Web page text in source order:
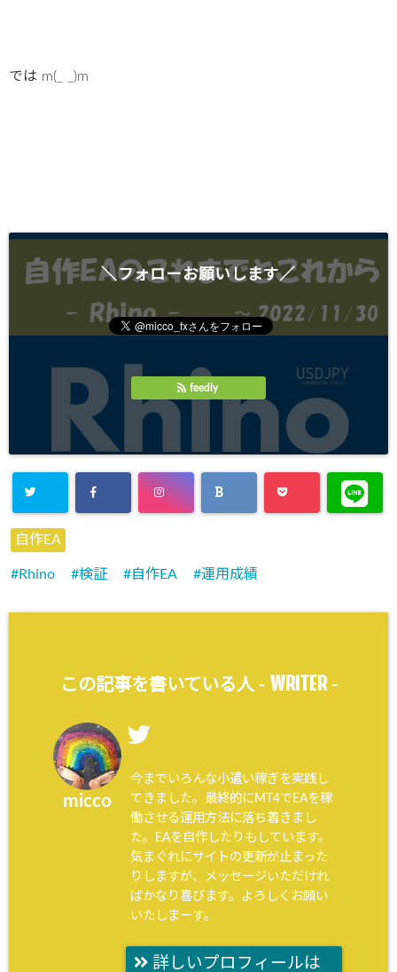
では m(_ _)m
＼フォローお願いします／
feedly
自作EA
Rhino 検証 自作EA 運用成績
この記事を書いている人 - WRITER-
micco
今までいろんな小遣い稼ぎを実践し
てきました。最終的にMT4でEAを稼
働させる運用方法に落ち着きまし
た。EAを自作したりもしています。
気まぐれにサイトの更新が止まった
りしますが、メッセージいただけれ
ばかなり喜びます。よろしくお願い
いたしまーす。
詳しいプロフィールは